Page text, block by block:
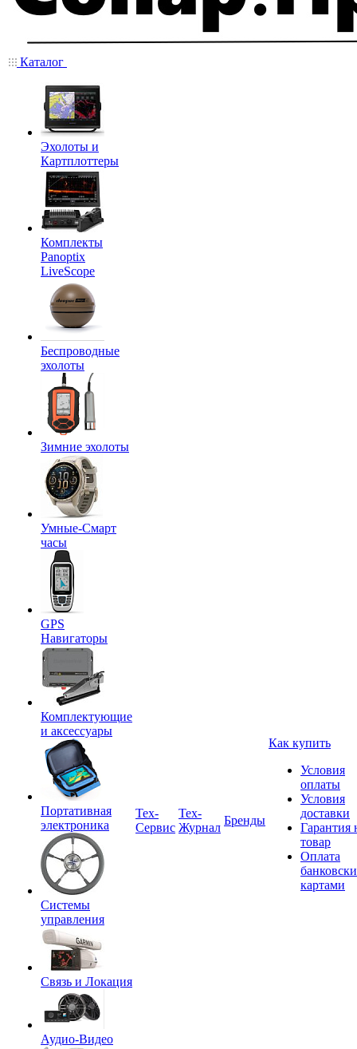
Каталог
Эхолоты и
Картплоттеры
Комплекты
Panoptix
LiveScope
Беспроводные
эхолоты
Зимние эхолоты
Умные-Смарт
часы
GPS
Навигаторы
Комплектующие
и аксессуары
Портативная
электроника
Системы
управления
Связь и Локация
Аудио-Видео
Tex-
Сервис
Тех-
Журнал
Бренды
Как купить
Условия
оплаты
Условия
доставки
Гарантия
товар
Оплата
картами